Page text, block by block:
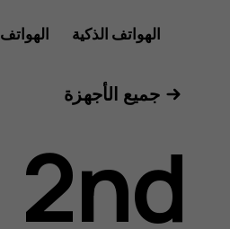
دليل
الهواتف الذكية
جميع الأجهزة
2nd